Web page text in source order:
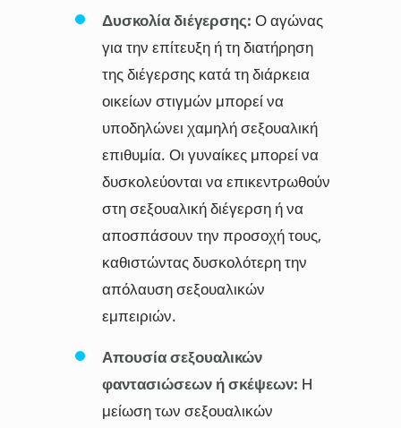
Δυσκολία διέγερσης: Ο αγώνας
για την επίτευξη ή τη διατήρηση
της διέγερσης κατά τη διάρκεια
οικείων στιγμών μπορεί να
υποδηλώνει χαμηλή σεξουαλική
επιθυμία. Οι γυναίκες μπορεί να
δυσκολεύονται να επικεντρωθούν
στη σεξουαλική διέγερση ή να
αποσπάσουν την προσοχή τους,
καθιστώντας δυσκολότερη την
απόλαυση σεξουαλικών
εμπειριών.
Απουσία σεξουαλικών
φαντασιώσεων ή σκέψεων: Η
μείωση των σεξουαλικών